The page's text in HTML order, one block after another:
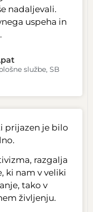
nadaljevali.
uspeha in
službe, SB
prijazen je bilo
razgalja
ki nam v veliki
tako v
življenju.